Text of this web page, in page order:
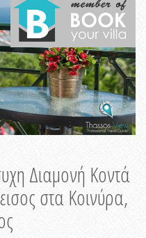
Διαμονή Κοντά
στα Κοινύρα,